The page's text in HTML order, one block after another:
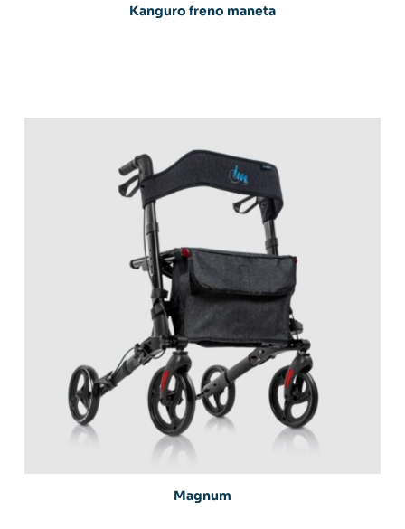
Kanguro freno maneta
Magnum